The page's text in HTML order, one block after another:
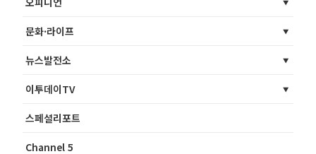
문화·라이프
뉴스발전소
이투데이TV
스페셜리포트
Channel 5